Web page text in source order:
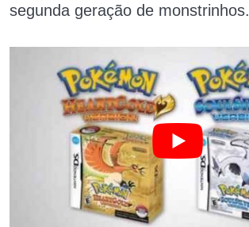
segunda geração de monstrinhos.